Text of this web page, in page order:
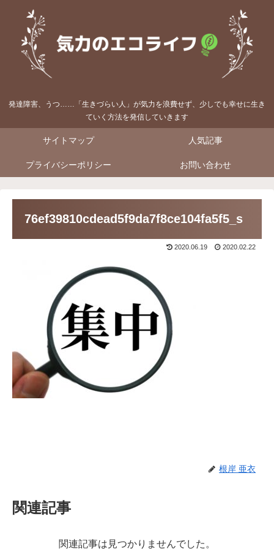
発達障害、うつ……「生きづらい人」が気力を浪費せず、少しでも幸せに生き
ていく方法を発信していきます
サイトマップ 人気記事
プライバシーポリシー お問い合わせ
76ef39810cdead5f9da7f8ce104fa5f5_s
2020.06.19 2020.02.22
根岸 亜衣
関連記事
関連記事は見つかりませんでした。